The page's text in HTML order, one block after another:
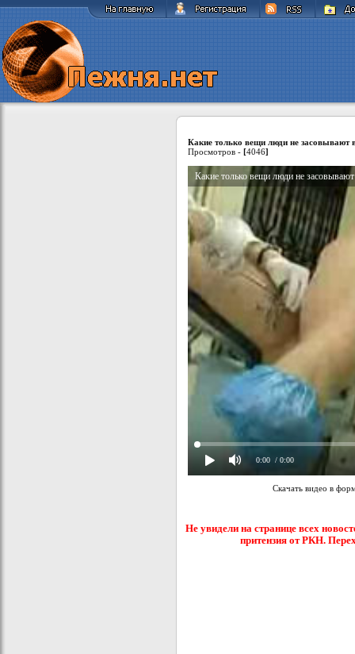
Какие только вещи люди не засовывают
Просмотров - [4046]
Какие только вещи люди не
0:00 / 0:00
Скачать видео в
Не увидели на странице всех
притензия от РКН.